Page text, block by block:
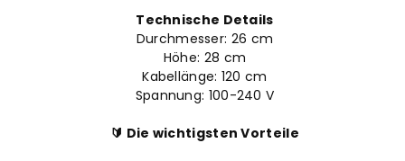
Technische Details
Durchmesser: 26 cm
Höhe: 28 cm
Kabellänge: 120 cm
Spannung: 100-240 V
🔰 Die wichtigsten Vorteile